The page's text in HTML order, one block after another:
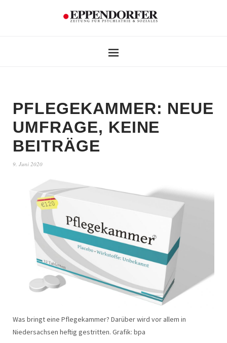
PFLEGEKAMMER: NEUE
UMFRAGE, KEINE
BEITRÄGE
9. Juni 2020
Was bringt eine Pflegekammer? Darüber wird vor allem in
Niedersachsen heftig gestritten. Grafik: bpa